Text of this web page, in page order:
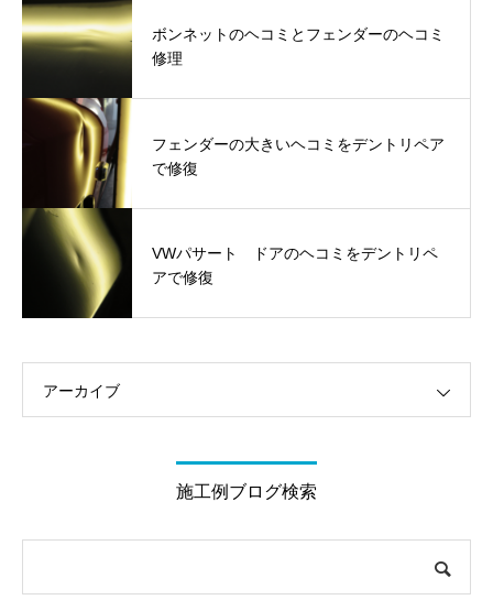
ボンネットのヘコミとフェンダーのヘコミ
修理
フェンダーの大きいヘコミをデントリペア
で修復
VWパサート ドアのヘコミをデントリペ
アで修復
アーカイブ
施工例ブログ検索